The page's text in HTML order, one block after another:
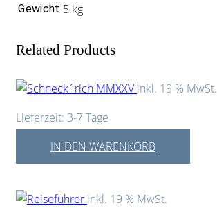
Gewicht 5 kg
Related Products
inkl. 19 % MwSt.
Lieferzeit: 3-7 Tage
IN DEN WARENKORB
inkl. 19 % MwSt.